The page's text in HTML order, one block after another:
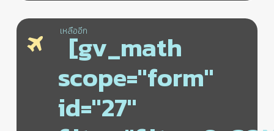
เหลืออีก
[gv_math
scope="form"
id="27"